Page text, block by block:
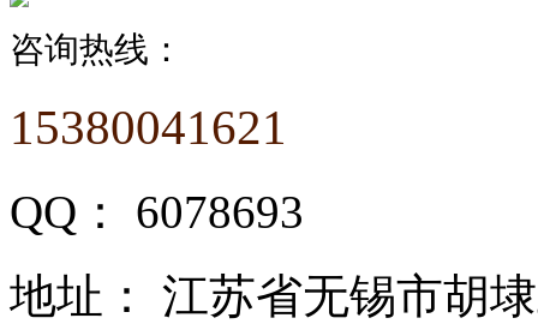
咨询热线：
15380041621
QQ：
6078693
地址：
江苏省无锡市胡